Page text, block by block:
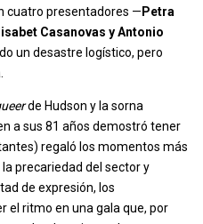
cuatro presentadores — Petra
Casanovas y Antonio
un desastre logístico, pero
de Hudson y la sorna
a sus 81 años demostró tener
regaló los momentos más
precariedad del sector y
de expresión, los
el ritmo en una gala que, por